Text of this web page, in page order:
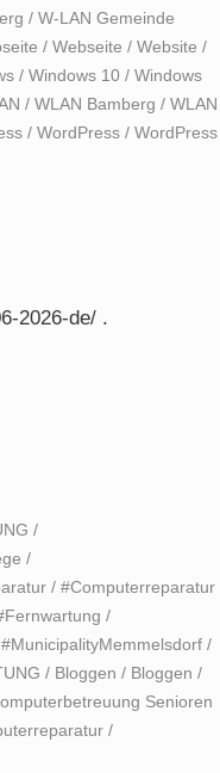
/ W-LAN Gemeinde
/ Webseite / Website /
/ Windows 10 / Windows
/ WLAN Bamberg / WLAN
/ WordPress / WordPress
2026-de/ .
/
/
/ #Computerreparatur
/
#MunicipalityMemmelsdorf /
/ Bloggen / Bloggen /
Senioren
/